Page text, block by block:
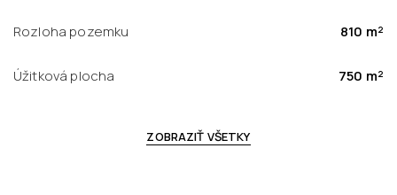
Rozloha pozemku 810 m²
Úžitková plocha 750 m²
ZOBRAZIŤ VŠETKY